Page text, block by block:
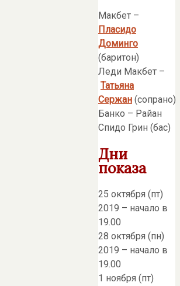
Макбет –
Пласидо
Доминго
(баритон)
Леди Макбет –
Татьяна
Сержан (сопрано)
Банко – Райан
Спидо Грин (бас)
Дни
показа
25 октября (пт)
2019 – начало в
19.00
28 октября (пн)
2019 – начало в
19.00
1 ноября (пт)